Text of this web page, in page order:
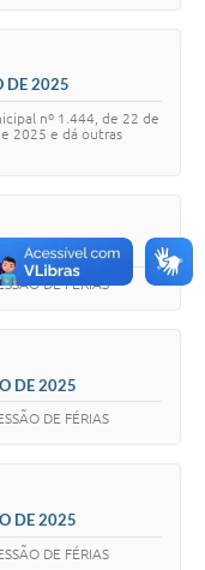
DE 2025
nº 1.444, de 22 de
2025 e dá outras
DE 2025
DE FÉRIAS
DE 2025
DE FÉRIAS
DE 2025
DE FÉRIAS